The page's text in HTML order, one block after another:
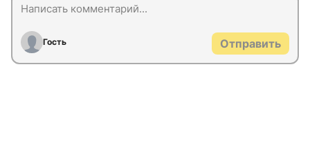
Гость Отправить